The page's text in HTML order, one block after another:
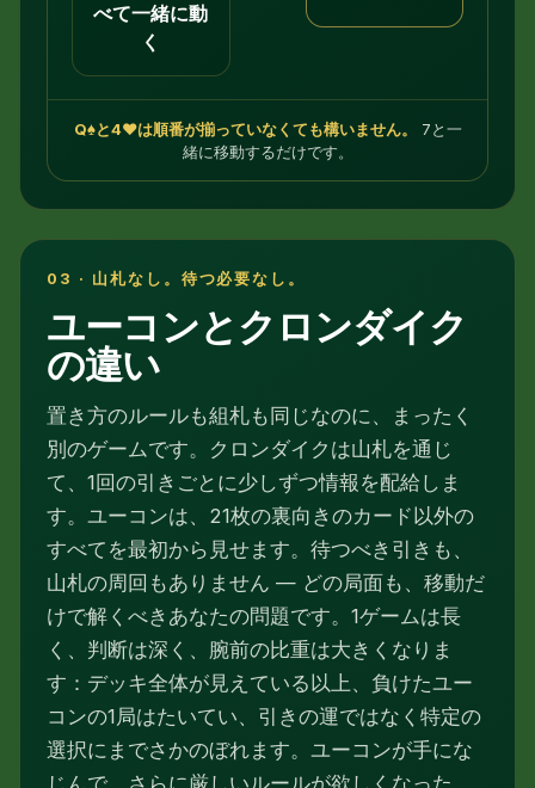
べて一緒に動
く
Q♠と4♥は順番が揃っていなくても構いません。
7と一
緒に移動するだけです。
03 · 山札なし。待つ必要なし。
ユーコンとクロンダイク
の違い
置き方のルールも組札も同じなのに、まったく
別のゲームです。クロンダイクは山札を通じ
て、1回の引きごとに少しずつ情報を配給しま
す。ユーコンは、21枚の裏向きのカード以外の
すべてを最初から見せます。待つべき引きも、
山札の周回もありません — どの局面も、移動だ
けで解くべきあなたの問題です。1ゲームは長
く、判断は深く、腕前の比重は大きくなりま
す：デッキ全体が見えている以上、負けたユー
コンの1局はたいてい、引きの運ではなく特定の
選択にまでさかのぼれます。ユーコンが手にな
じんで、さらに厳しいルールが欲しくなった